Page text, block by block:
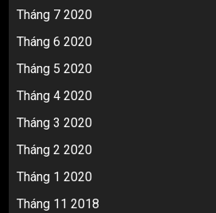
Tháng 7 2020
Tháng 6 2020
Tháng 5 2020
Tháng 4 2020
Tháng 3 2020
Tháng 2 2020
Tháng 1 2020
Tháng 11 2018